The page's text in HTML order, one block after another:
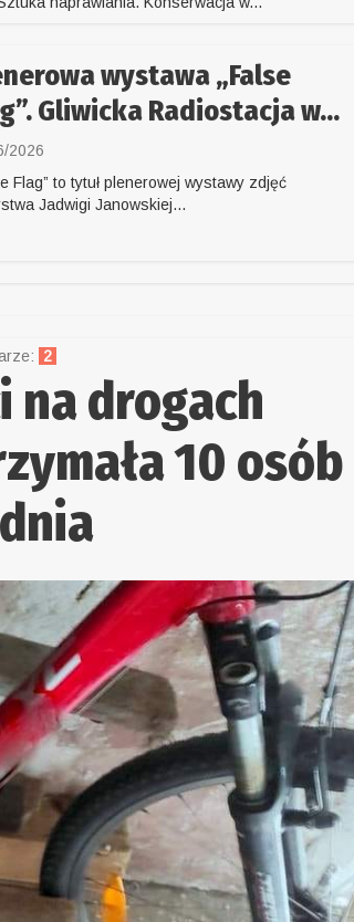
wystawa „False
Gliwicka Radiostacja w...
2026
Flag” to tytuł plenerowej wystawy zdjęć
Jadwigi Janowskiej...
2
na drogach
10 osób